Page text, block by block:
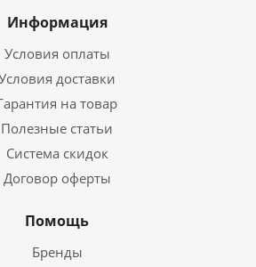
Информация
Условия оплаты
доставки
на товар
Полезные статьи
Система скидок
Договор оферты
Помощь
Бренды